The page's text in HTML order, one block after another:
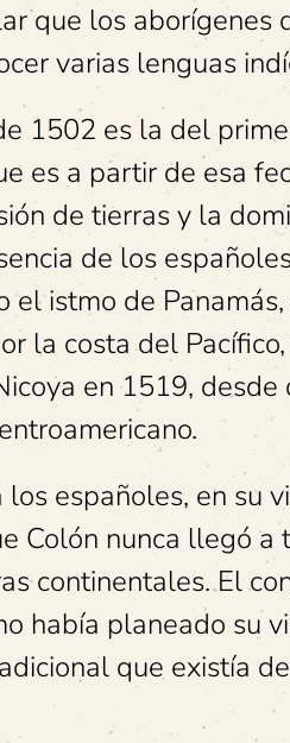
que los aborígenes
varias lenguas
1502 es la del
es a partir de esa
de tierras y la
de los
istmo de
la costa del
en 1519, desde
españoles, en su
Colón nunca llegó a
continentales. El
había planeado su
que existía